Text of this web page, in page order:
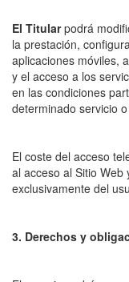
El Titularpodrá
la prestación,
aplicaciones móviles,
y el acceso a los
en las condiciones
determinado servicio
El coste del acceso
al acceso al Sitio
exclusivamente del
3. Derechos y